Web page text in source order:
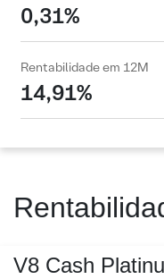
0,31%
Rentabilidade em 12M
14,91%
V8 Cash